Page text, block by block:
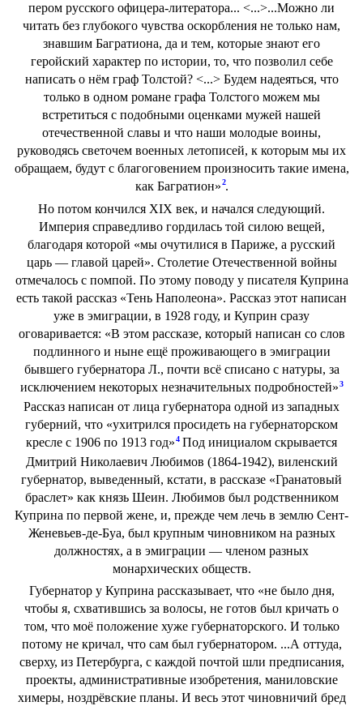
пером русского офицера-литератора... <...>...Можно ли
читать без глубокого чувства оскорбления не только нам,
знавшим Багратиона, да и тем, которые знают его
геройский характер по истории, то, что позволил себе
написать о нём граф Толстой? <...> Будем надеяться, что
только в одном романе графа Толстого можем мы
встретиться с подобными оценками мужей нашей
отечественной славы и что наши молодые воины,
руководясь светочем военных летописей, к которым мы их
обращаем, будут с благоговением произносить такие имена,
как Багратион»2.
Но потом кончился XIX век, и начался следующий.
Империя справедливо гордилась той силою вещей,
благодаря которой «мы очутилися в Париже, а русский
царь — главой царей». Столетие Отечественной войны
отмечалось с помпой. По этому поводу у писателя Куприна
есть такой рассказ «Тень Наполеона». Рассказ этот написан
уже в эмиграции, в 1928 году, и Куприн сразу
оговаривается: «В этом рассказе, который написан со слов
подлинного и ныне ещё проживающего в эмиграции
бывшего губернатора Л., почти всё списано с натуры, за
исключением некоторых незначительных подробностей» 3
Рассказ написан от лица губернатора одной из западных
губерний, что «ухитрился просидеть на губернаторском
кресле с 1906 по 1913 год» 4Под инициалом скрывается
Дмитрий Николаевич Любимов (1864-1942), виленский
губернатор, выведенный, кстати, в рассказе «Гранатовый
браслет» как князь Шеин. Любимов был родственником
Куприна по первой жене, и, прежде чем лечь в землю Сент-
Женевьев-де-Буа, был крупным чиновником на разных
должностях, а в эмиграции — членом разных
монархических обществ.
Губернатор у Куприна рассказывает, что «не было дня,
чтобы я, схватившись за волосы, не готов был кричать о
том, что моё положение хуже губернаторского. И только
потому не кричал, что сам был губернатором. ...А оттуда,
сверху, из Петербурга, с каждой почтой шли предписания,
проекты, административные изобретения, маниловские
химеры, ноздрёвские планы. И весь этот чиновничий бред